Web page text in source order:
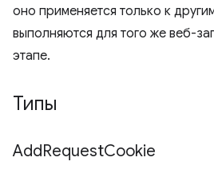
оно применяется только к
выполняются для того же веб-
этапе.
Типы
AddRequestCookie